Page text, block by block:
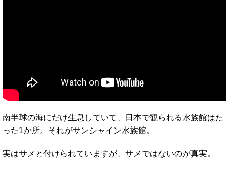
南半球の海にだけ生息していて、日本で観られる水族館はた
った1か所。それがサンシャイン水族館。
実はサメと付けられていますが、サメではないのが真実。